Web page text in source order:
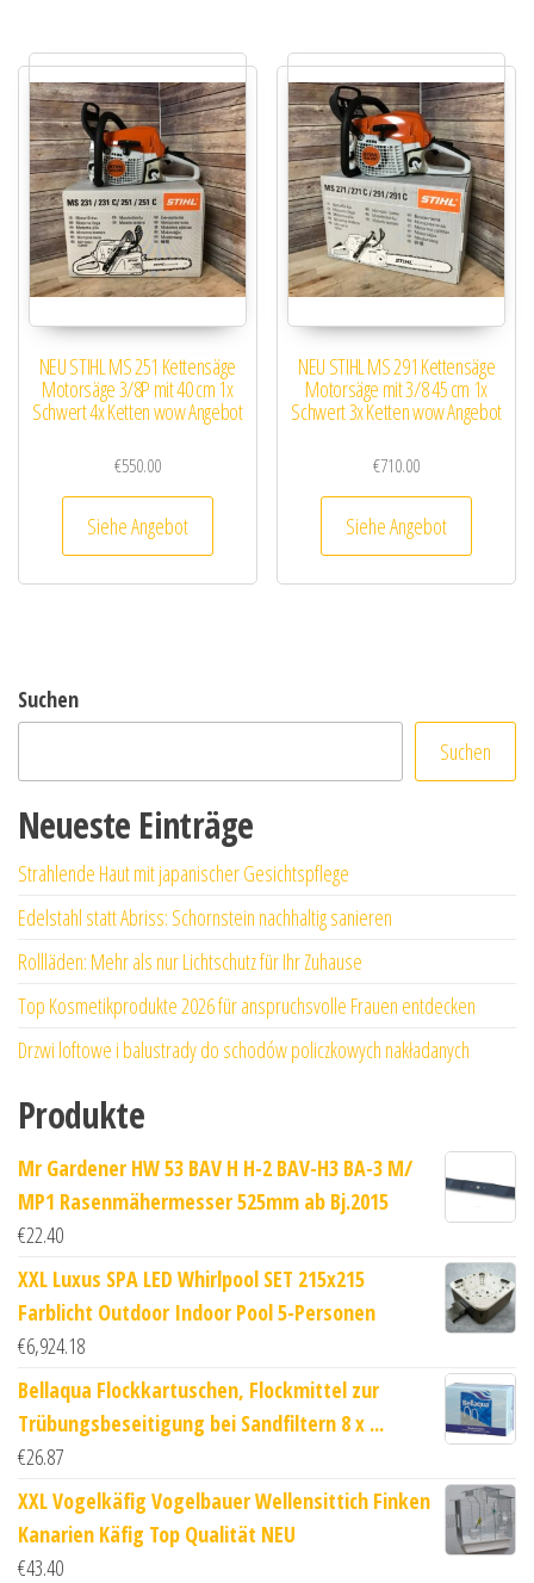
NEU STIHL MS 251 Kettensäge
Motorsäge 3/8P mit 40 cm 1x
Schwert 4x Ketten wow Angebot
€550.00
Siehe Angebot
NEU STIHL MS 291 Kettensäge
Motorsäge mit 3/8 45 cm 1x
Schwert 3x Ketten wow Angebot
€710.00
Siehe Angebot
Suchen
Suchen
Neueste Einträge
Strahlende Haut mit japanischer Gesichtspflege
Edelstahl statt Abriss: Schornstein nachhaltig sanieren
Rollläden: Mehr als nur Lichtschutz für Ihr Zuhause
Top Kosmetikprodukte 2026 für anspruchsvolle Frauen entdecken
Drzwi loftowe i balustrady do schodów policzkowych nakładanych
Produkte
Mr Gardener HW 53 BAV H H-2 BAV-H3 BA-3 M/
MP1 Rasenmähermesser 525mm ab Bj.2015
€22.40
XXL Luxus SPA LED Whirlpool SET 215x215
Farblicht Outdoor Indoor Pool 5-Personen
€6,924.18
Bellaqua Flockkartuschen, Flockmittel zur
Trübungsbeseitigung bei Sandfiltern 8 x ...
€26.87
XXL Vogelkäfig Vogelbauer Wellensittich Finken
Kanarien Käfig Top Qualität NEU
€43.40